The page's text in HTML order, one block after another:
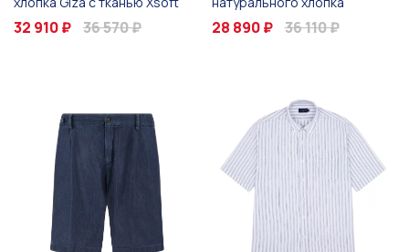
32 910 ₽ 36 570 ₽ 28 890 ₽ 36 110 ₽